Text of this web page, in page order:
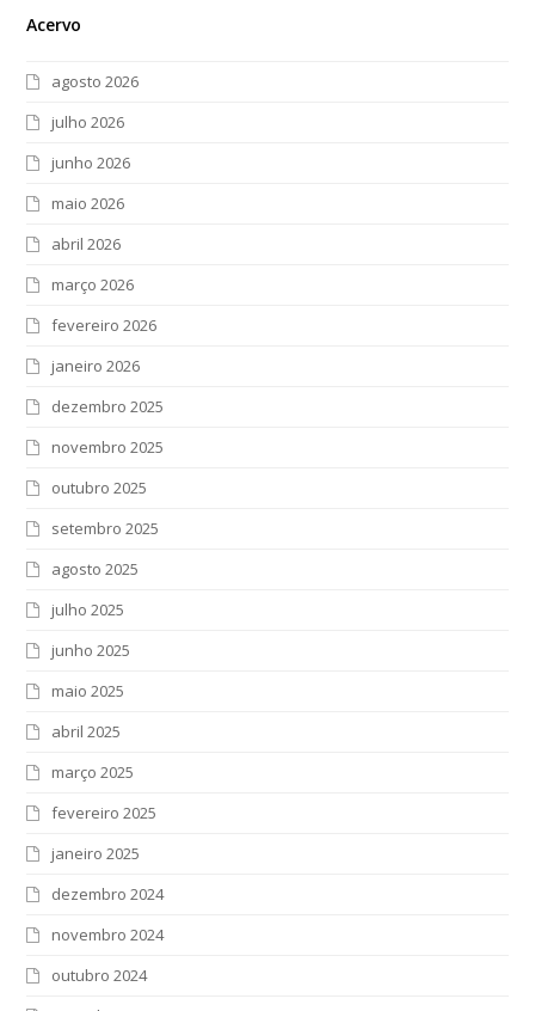
Acervo
agosto 2026
julho 2026
junho 2026
maio 2026
abril 2026
março 2026
fevereiro 2026
janeiro 2026
dezembro 2025
novembro 2025
outubro 2025
setembro 2025
agosto 2025
julho 2025
junho 2025
maio 2025
abril 2025
março 2025
fevereiro 2025
janeiro 2025
dezembro 2024
novembro 2024
outubro 2024